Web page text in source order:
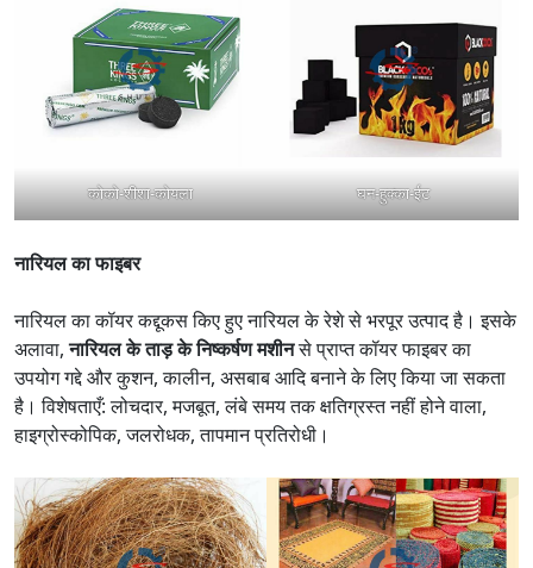
कोको-शीशा-कोयला घन-हुक्का-ईट
नारियल का फाइबर
नारियल का कॉयर कद्दूकस किए हुए नारियल के रेशे से भरपूर उत्पाद है। इसके
अलावा,नारियल के ताड़ के निष्कर्षण मशीनसे प्राप्त कॉयर फाइबर का
उपयोग गद्दे और कुशन, कालीन, असबाब आदि बनाने के लिए किया जा सकता
है। विशेषताएँ: लोचदार, मजबूत, लंबे समय तक क्षतिग्रस्त नहीं होने वाला,
हाइग्रोस्कोपिक, जलरोधक, तापमान प्रतिरोधी।